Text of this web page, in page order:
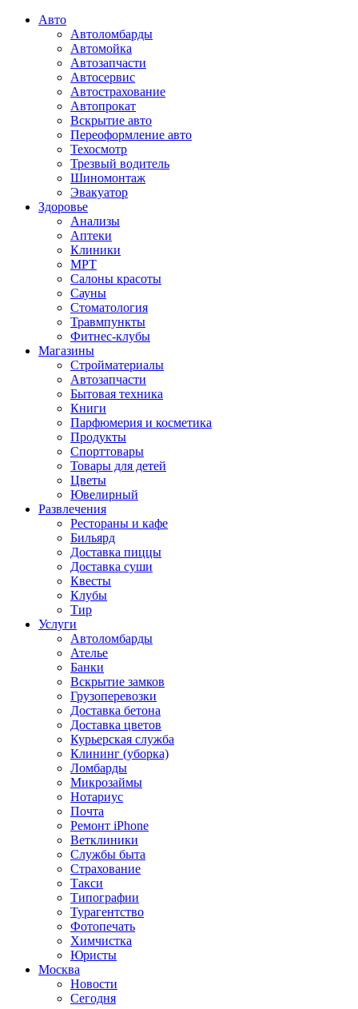
Авто
Автоломбарды
Автомойка
Автозапчасти
Автосервис
Автострахование
Автопрокат
Вскрытие авто
Переоформление авто
Техосмотр
Трезвый водитель
Шиномонтаж
Эвакуатор
Здоровье
Анализы
Аптеки
Клиники
МРТ
Салоны красоты
Сауны
Стоматология
Травмпункты
Фитнес-клубы
Магазины
Стройматериалы
Автозапчасти
Бытовая техника
Книги
Парфюмерия и косметика
Продукты
Спорттовары
Товары для детей
Цветы
Ювелирный
Развлечения
Рестораны и кафе
Бильярд
Доставка пиццы
Доставка суши
Квесты
Клубы
Тир
Услуги
Автоломбарды
Ателье
Банки
Вскрытие замков
Грузоперевозки
Доставка бетона
Доставка цветов
Курьерская служба
Клининг (уборка)
Ломбарды
Микрозаймы
Нотариус
Почта
Ремонт iPhone
Ветклиники
Службы быта
Страхование
Такси
Типографии
Турагентство
Фотопечать
Химчистка
Юристы
Москва
Новости
Сегодня